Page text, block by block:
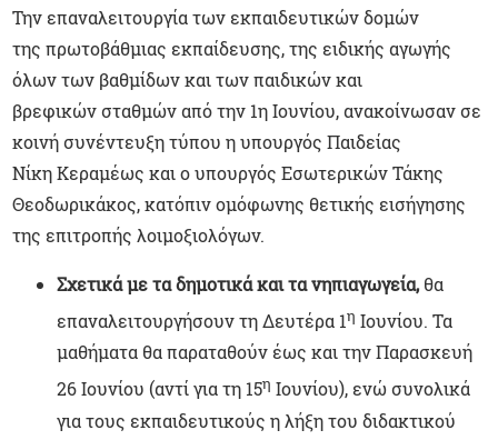
Την επαναλειτουργία των εκπαιδευτικών δομών
της πρωτοβάθμιας εκπαίδευσης, της ειδικής αγωγής
όλων των βαθμίδων και των παιδικών και
βρεφικών σταθμών από την 1η Ιουνίου, ανακοίνωσαν σε
κοινή συνέντευξη τύπου η υπουργός Παιδείας
Νίκη Κεραμέως και ο υπουργός Εσωτερικών Τάκης
Θεοδωρικάκος, κατόπιν ομόφωνης θετικής εισήγησης
της επιτροπής λοιμοξιολόγων.
Σχετικά με τα δημοτικά και τα νηπιαγωγεία,θα
επαναλειτουργήσουν τη Δευτέρα 1η Ιουνίου. Τα
μαθήματα θα παραταθούν έως και την Παρασκευή
26 Ιουνίου (αντί για τη 15η Ιουνίου), ενώ συνολικά
για τους εκπαιδευτικούς η λήξη του διδακτικού